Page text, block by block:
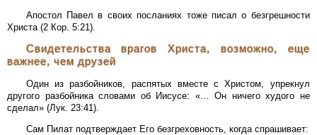
Апостол Павел в своих посланиях тоже писал о безгрешности
Христа (2 Кор. 5:21).
Свидетельства врагов Христа, возможно, еще
важнее, чем друзей
Один из разбойников, распятых вместе с Христом, упрекнул
другого разбойника словами об Иисусе: «… Он ничего худого не
сделал» (Лук. 23:41).
Сам Пилат подтверждает Его безгреховность, когда спрашивает: